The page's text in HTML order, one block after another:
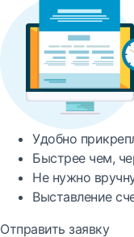
Удобно
Быстреечем,
Не нужно
Выставление
Отправить заявку